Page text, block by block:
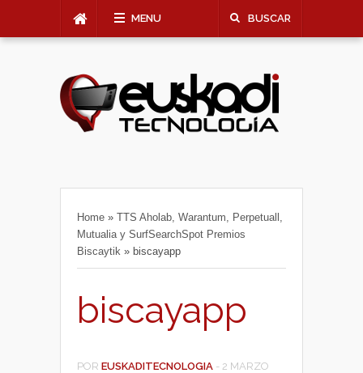
MENU BUSCAR
Home » TTS Aholab, Warantum, Perpetuall,
Mutualia y SurfSearchSpot Premios
Biscaytik » biscayapp
biscayapp
POR EUSKADITECNOLOGIA - 2 MARZO